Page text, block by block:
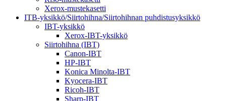
Xerox-mustekasetti
ITB-yksikkö/Siirtohihna/Siirtohihnan puhdistusyksikkö
IBT-yksikkö
Xerox-IBT-yksikkö
Siirtohihna (IBT)
Canon-IBT
HP-IBT
Konica Minolta-IBT
Kyocera-IBT
Ricoh-IBT
Sharp-IBT